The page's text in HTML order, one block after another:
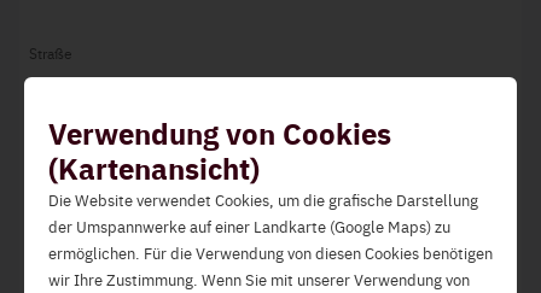
Straße
Gewerbestraße 1166
PLZ
8962
Gröbming
Verwendung von Cookies
(Kartenansicht)
Die Website verwendet Cookies, um die grafische Darstellung
der Umspannwerke auf einer Landkarte (Google Maps) zu
ermöglichen. Für die Verwendung von diesen Cookies benötigen
wir Ihre Zustimmung. Wenn Sie mit unserer Verwendung von